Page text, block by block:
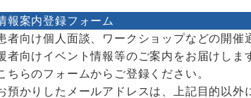
報案内登録フォーム
者向け個人面談、ワークショップなどの開催
者向けイベント情報等のご案内をお届けしま
ちらのフォームからご登録ください。
預かりしたメールアドレスは、上記目的以外